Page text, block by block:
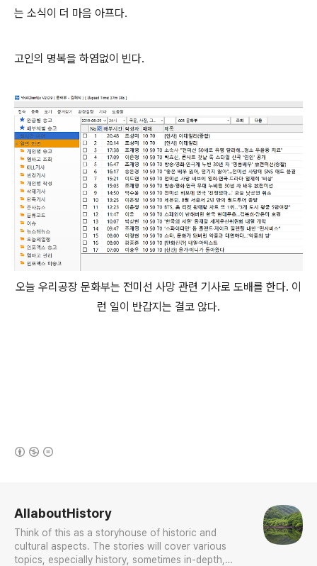
는 소식이 더 마음 아프다.
고인의 명복을 하염없이 빈다.
오늘 우리공장 문화부는 전미선 사망 관련 기사로 도배를 한다. 이
런 일이 반갑지는 결코 않다.
AllaboutHistory
Think of this as a storyhouse of historic and
cultural aspects. The stories will cover various
topics, especially history, sometimes in-depth,